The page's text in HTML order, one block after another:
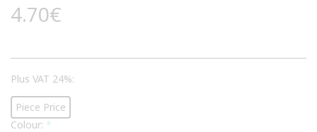
4.70€
Plus VAT 24%:
Piece Price
Colour: *